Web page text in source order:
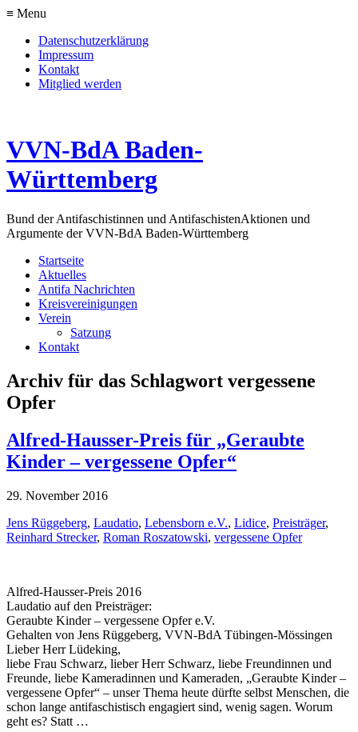
≡ Menu
Datenschutzerklärung
Impressum
Kontakt
Mitglied werden
VVN-BdA Baden-
Württemberg
Bund der Antifaschistinnen und AntifaschistenAktionen und
Argumente der VVN-BdA Baden-Württemberg
Startseite
Aktuelles
Antifa Nachrichten
Kreisvereinigungen
Verein
Satzung
Kontakt
Archiv für das Schlagwort vergessene
Opfer
Alfred-Hausser-Preis für „Geraubte
Kinder – vergessene Opfer“
29. November 2016
Jens Rüggeberg, Laudatio, Lebensborn e.V., Lidice, Preisträger,
Reinhard Strecker, Roman Roszatowski, vergessene Opfer
Alfred-Hausser-Preis 2016
Laudatio auf den Preisträger:
Geraubte Kinder – vergessene Opfer e.V.
Gehalten von Jens Rüggeberg, VVN-BdA Tübingen-Mössingen
Lieber Herr Lüdeking,
liebe Frau Schwarz, lieber Herr Schwarz, liebe Freundinnen und
Freunde, liebe Kameradinnen und Kameraden, „Geraubte Kinder –
vergessene Opfer“ – unser Thema heute dürfte selbst Menschen, die
schon lange antifaschistisch engagiert sind, wenig sagen. Worum
geht es? Statt …